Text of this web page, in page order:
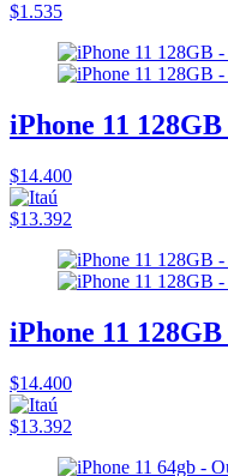
$1.535
iPhone 11
$14.400
$13.392
iPhone 11
$14.400
$13.392